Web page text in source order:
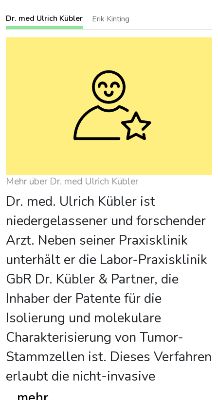
Dr. med Ulrich Kübler Erik Kinting
Mehr über Dr. med Ulrich Kübler
Dr. med. Ulrich Kübler ist
niedergelassener und forschender
Arzt. Neben seiner Praxisklinik
unterhält er die Labor-Praxisklinik
GbR Dr. Kübler & Partner, die
Inhaber der Patente für die
Isolierung und molekulare
Charakterisierung von Tumor-
Stammzellen ist. Dieses Verfahren
erlaubt die nicht-invasive